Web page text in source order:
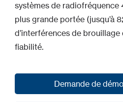
systèmes de radiofréquence
plus grande portée (jusqu’à
d’interférences de
fiabilité.
Demande de